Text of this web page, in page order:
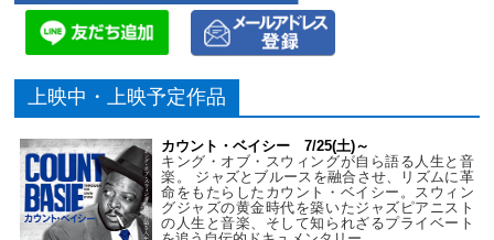
上映中・上映予定作品
カウント・ベイシー 7/25(土)～
キング・オブ・スウィングが自ら語る人生と音
楽。 ジャズとブルースを融合させ、リズムに革
命をもたらしたカウント・ベイシー。スウィン
グジャズの黄金時代を築いたジャズピアニスト
の人生と音楽、そして知られざるプライベート